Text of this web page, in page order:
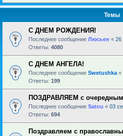
Темы
С ДНЕМ РОЖДЕНИЯ!
Последнее сообщение Люсьен « 26
Ответы: 4080
С ДНЕМ АНГЕЛА!
Последнее сообщение Swetushka «
Ответы: 199
ПОЗДРАВЛЯЕМ с
Последнее сообщение Satou « 03
Ответы: 694
Поздравляем с